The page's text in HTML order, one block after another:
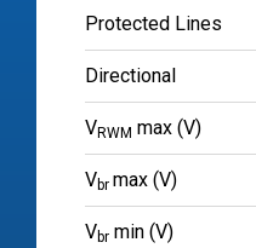
Protected Lines
Directional
VRWM max (V)
Vbr max (V)
Vbr min (V)